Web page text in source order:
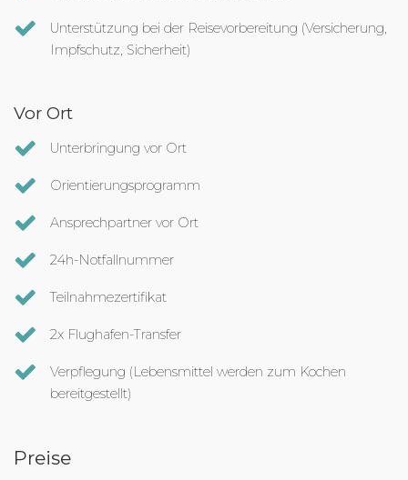
Unterstützung bei der Reisevorbereitung (Versicherung,
Impfschutz, Sicherheit)
Vor Ort
Unterbringung vor Ort
Orientierungsprogramm
Ansprechpartner vor Ort
24h-Notfallnummer
Teilnahmezertifikat
2x Flughafen-Transfer
Verpflegung (Lebensmittel werden zum Kochen
bereitgestellt)
Preise